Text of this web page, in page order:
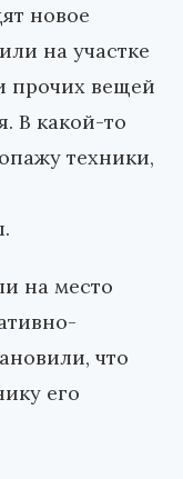
новое
на участке
прочих вещей
В какой-то
техники,
на место
что
его